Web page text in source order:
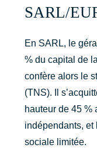
SARL/
En SARL, le
% du capital de
confère alors le
(TNS). Il
hauteur de 45 %
indépendants, et
sociale limitée.